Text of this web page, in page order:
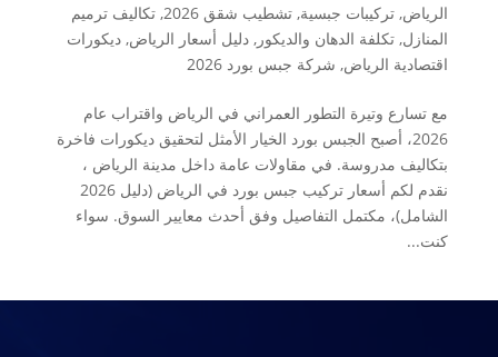
الرياض, تركيبات جبسية, تشطيب شقق 2026 , تكاليف ترميم
المنازل, تكلفة الدهان والديكور , دليل أسعار الرياض, ديكورات
اقتصادية الرياض, شركة جبس بورد 2026
مع تسارع وتيرة التطور العمراني في الرياض واقتراب عام
2026، أصبح الجبس بورد الخيار الأمثل لتحقيق ديكورات فاخرة
بتكاليف مدروسة. في مقاولات عامة داخل مدينة الرياض ،
نقدم لكم أسعار تركيب جبس بورد في الرياض (دليل 2026
الشامل)، مكتمل التفاصيل وفق أحدث معايير السوق. سواء
كنت...